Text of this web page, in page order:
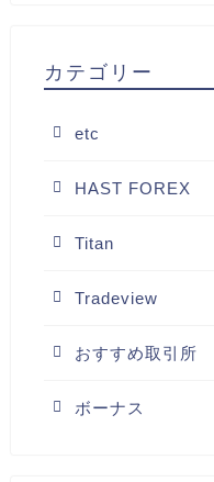
カテゴリー
etc
HAST FOREX
Titan
Tradeview
おすすめ取引所
ボーナス